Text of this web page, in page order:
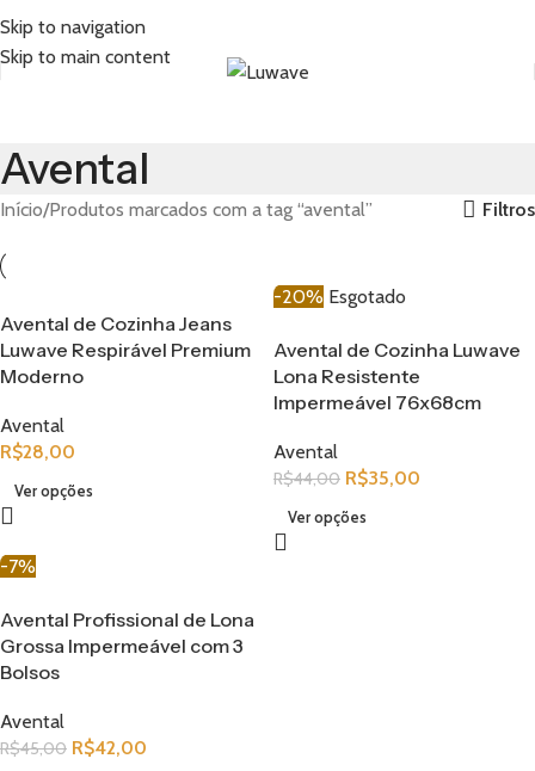
Skip to navigation
Skip to main content
Avental
Início Produtos marcados com a tag “avental” Filtros
Avental de Cozinha Jeans
Luwave Respirável Premium
Moderno
Avental
R$28,00
Ver opções
-20% Esgotado
Avental de Cozinha Luwave
Lona Resistente
Impermeável 76x68cm
Avental
R$44,00 R$35,00
Ver opções
-7%
Avental Profissional de Lona
Grossa Impermeável com 3
Bolsos
Avental
R$45,00 R$42,00